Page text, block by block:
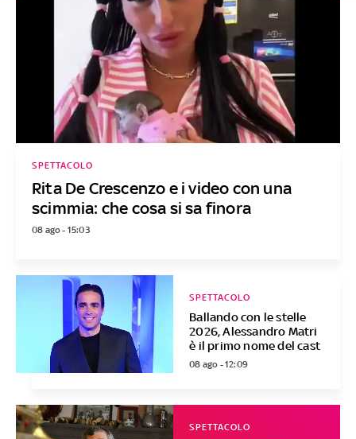
Rita De Crescenzo e i video con una
scimmia: che cosa si sa finora
SPETTACOLO
08 ago - 15:03
Ballando con le stelle
2026, Alessandro Matri
è il primo nome del cast
SPETTACOLO
08 ago - 12:09
SPETTACOLO